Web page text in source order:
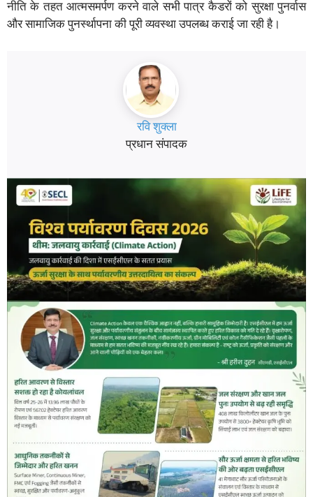
नीति के तहत आत्मसमर्पण करने वाले सभी पात्र कैडरों को सुरक्षा पुनर्वास
और सामाजिक पुनर्स्थापना की पूरी व्यवस्था उपलब्ध कराई जा रही है।
रवि शुक्ला
प्रधान संपादक